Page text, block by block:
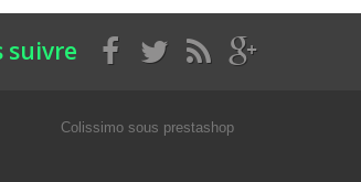
suivre
Colissimo sous prestashop